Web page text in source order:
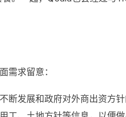
需求留意：
断发展和政府对外商出资方